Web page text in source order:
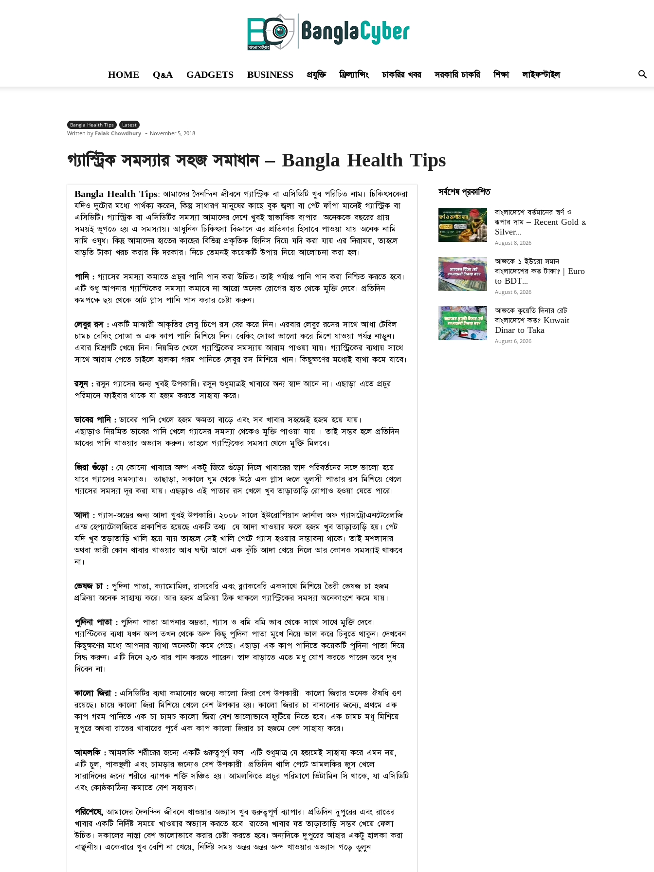
HOME Q&A GADGETS BUSINESS প্রযুক্তি ফ্রিল্যান্সিং চাকরির খবর সরকারি চাকরি শিক্ষা লাইফস্টাইল
Bangla Health Tips Latest
Written by Falak Chowdhury - November 5, 2018
গ্যাস্ট্রিক সমস্যার সহজ সমাধান – Bangla Health Tips
Bangla Health Tips: আমাদের দৈনন্দিন জীবনে গ্যাস্ট্রিক বা এসিডিটি খুব পরিচিত নাম। চিকিৎসকেরা
যদিও দুটোর মধ্যে পার্থক্য করেন, কিন্তু সাধারণ মানুষের কাছে বুক জ্বলা বা পেট ফাঁপা মানেই গ্যাস্ট্রিক বা
এসিডিটি। গ্যাস্ট্রিক বা এসিডিটির সমস্যা আমাদের দেশে খুবই স্বাভাবিক ব্যপার। অনেককে বছরের প্রায়
সময়ই ভূগতে হয় এ সমস্যায়। আধুনিক চিকিৎসা বিজ্ঞানে এর প্রতিকার হিসাবে পাওয়া যায় অনেক নামি
দামি ওষুধ। কিন্তু আমাদের হাতের কাছের বিভিন্ন প্রকৃতিক জিনিস দিয়ে যদি করা যায় এর নিরাময়, তাহলে
বাড়তি টাকা খরচ করার কি দরকার। নিচে তেমনই কয়েকটি উপায় নিয়ে আলোচনা করা হল।
পানি : গ্যাসের সমস্যা কমাতে প্রচুর পানি পান করা উচিত। তাই পর্যাপ্ত পানি পান করা নিশ্চিত করতে হবে।
এটি শুধু আপনার গ্যাস্টিকের সমস্যা কমাবে না আরো অনেক রোগের হাত থেকে মুক্তি দেবে। প্রতিদিন
কমপক্ষে ছয় থেকে আট গ্লাস পানি পান করার চেষ্টা করুন।
লেবুর রস : একটি মাঝারী আকৃতির লেবু চিপে রস বের করে নিন। এরবার লেবুর রসের সাথে আধা টেবিল
চামচ বেকিং সোডা ও এক কাপ পানি মিশিয়ে নিন। বেকিং সোডা ভালো করে মিশে যাওয়া পর্যন্ত নাড়ুন।
এবার মিশ্রণটি খেয়ে নিন। নিয়মিত খেলে গ্যাস্ট্রিকের সমস্যায় আরাম পাওয়া যায়। গ্যাস্ট্রিকের ব্যথায় সাথে
সাথে আরাম পেতে চাইলে হালকা গরম পানিতে লেবুর রস মিশিয়ে খান। কিছুক্ষণের মধ্যেই ব্যথা কমে যাবে।
রসুন :রসুন গ্যাসের জন্য খুবই উপকারি। রসুন শুধুমাত্রই খাবারে অন্য স্বাদ আনে না। এছাড়া এতে প্রচুর
পরিমানে ফাইবার থাকে যা হজম করতে সাহায্য করে।
ডাবের পানি :ডাবের পানি খেলে হজম ক্ষমতা বাড়ে এবং সব খাবার সহজেই হজম হয়ে যায়।
এছাড়াও নিয়মিত ডাবের পানি খেলে গ্যাসের সমস্যা থেকেও মুক্তি পাওয়া যায় । তাই সম্ভব হলে প্রতিদিন
ডাবের পানি খাওয়ার অভ্যাস করুন। তাহলে গ্যাস্ট্রিকের সমস্যা থেকে মুক্তি মিলবে।
জিরা গুঁড়ো :যে কোনো খাবারে অল্প একটু জিরে গুঁড়ো দিলে খাবারের স্বাদ পরিবর্তনের সঙ্গে ভালো হয়ে
যাবে গ্যাসের সমস্যাও। তাছাড়া, সকালে ঘুম থেকে উঠে এক গ্লাস জলে তুলসী পাতার রস মিশিয়ে খেলে
গ্যাসের সমস্যা দূর করা যায়। এছড়াও এই পাতার রস খেলে খুব তাড়াতাড়ি রোগাও হওয়া যেতে পারে।
আদা : গ্যাস-অম্লের জন্য আদা খুবই উপকারি। ২০০৮ সালে ইউরোপিয়ান জার্নাল অফ গ্যাসট্রোএনটেরেলজি
এন্ড হেপ্যাটোলজিতে প্রকাশিত হয়েছে একটি তথ্য। যে আদা খাওয়ার ফলে হজম খুব তাড়াতাড়ি হয়। পেট
যদি খুব তড়াতাড়ি খালি হয়ে যায় তাহলে সেই খালি পেটে গ্যাস হওয়ার সম্ভাবনা থাকে। তাই মশলাদার
অথবা ভারী কোন খাবার খাওয়ার আধ ঘণ্টা আগে এক কুঁচি আদা খেয়ে নিলে আর কোনও সমস্যাই থাকবে
না।
ভেষজ চা : পুদিনা পাতা, ক্যামোমিল, রাসবেরি এবং ব্ল্যাকবেরি একসাথে মিশিয়ে তৈরী ভেষজ চা হজম
প্রক্রিয়া অনেক সাহায্য করে। আর হজম প্রক্রিয়া ঠিক থাকলে গ্যাস্ট্রিকের সমস্যা অনেকাংশে কমে যায়।
পুদিনা পাতা : পুদিনা পাতা আপনার অম্লতা, গ্যাস ও বমি বমি ভাব থেকে সাথে সাথে মুক্তি দেবে।
গ্যাস্টিকের ব্যথা যখন অল্প তখন থেকে অল্প কিছু পুদিনা পাতা মুখে নিয়ে ভাল করে চিবুতে থাকুন। দেখবেন
কিছুক্ষণের মধ্যে আপনার ব্যাথা অনেকটা কমে গেছে। এছাড়া এক কাপ পানিতে কয়েকটি পুদিনা পাতা দিয়ে
সিদ্ধ করুন। এটি দিনে ২/৩ বার পান করতে পারেন। স্বাদ বাড়াতে এতে মধু যোগ করতে পারেন তবে দুধ
দিবেন না।
কালো জিরা : এসিডিটির ব্যথা কমানোর জন্যে কালো জিরা বেশ উপকারী। কালো জিরার অনেক ঔষধি গুণ
রয়েছে। চায়ে কালো জিরা মিশিয়ে খেলে বেশ উপকার হয়। কালো জিরার চা বানানোর জন্যে, প্রথমে এক
কাপ গরম পানিতে এক চা চামচ কালো জিরা বেশ ভালোভাবে ফুটিয়ে নিতে হবে। এক চামচ মধু মিশিয়ে
দুপুরে অথবা রাতের খাবারের পূর্বে এক কাপ কালো জিরার চা হজমে বেশ সাহায্য করে।
আমলকি :আমলকি শরীরের জন্যে একটি গুরুত্বপূর্ণ ফল। এটি শুধুমাত্র যে হজমেই সাহায্য করে এমন নয়,
এটি চুল, পাকস্থলী এবং চামড়ার জন্যেও বেশ উপকারী। প্রতিদিন খালি পেটে আমলকির জুস খেলে
সারাদিনের জন্যে শরীরে ব্যাপক শক্তি সঞ্চিত হয়। আমলকিতে প্রচুর পরিমাণে ভিটামিন সি থাকে, যা এসিডিটি
এবং কোষ্ঠকাঠিন্য কমাতে বেশ সহায়ক।
পরিশেষে,আমাদের দৈনন্দিন জীবনে খাওয়ার অভ্যাস খুব গুরুত্বপূর্ণ ব্যাপার। প্রতিদিন দুপুরের এবং রাতের
খাবার একটি নির্দিষ্ট সময়ে খাওয়ার অভ্যাস করতে হবে। রাতের খাবার যত তাড়াতাড়ি সম্ভব খেয়ে ফেলা
উচিত। সকালের নাস্তা বেশ ভালোভাবে করার চেষ্টা করতে হবে। অন্যদিকে দুপুরের আহার একটু হালকা করা
বাঞ্ছনীয়। একেবারে খুব বেশি না খেয়ে, নির্দিষ্ট সময় অন্তর অন্তর অল্প খাওয়ার অভ্যাস গড়ে তুলুন।
সর্বশেষ প্রকাশিত
বাংলাদেশে বর্তমানের স্বর্ণ ও
রূপার দাম – Recent Gold &
Silver...
August 8, 2026
আজকে ১ ইউরো সমান
বাংলাদেশের কত টাকা? | Euro
to BDT...
August 6, 2026
আজকে কুয়েতি দিনার রেট
বাংলাদেশে কত? Kuwait
Dinar to Taka
August 6, 2026